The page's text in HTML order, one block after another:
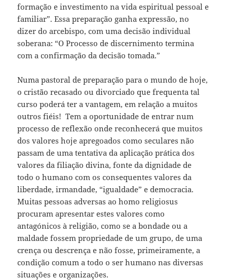
formação e investimento na vida espiritual pessoal e
familiar”. Essa preparação ganha expressão, no
dizer do arcebispo, com uma decisão individual
soberana: “O Processo de discernimento termina
com a confirmação da decisão tomada.”
Numa pastoral de preparação para o mundo de hoje,
o cristão recasado ou divorciado que frequenta tal
curso poderá ter a vantagem, em relação a muitos
outros fiéis! Tem a oportunidade de entrar num
processo de reflexão onde reconhecerá que muitos
dos valores hoje apregoados como seculares não
passam de uma tentativa da aplicação prática dos
valores da filiação divina, fonte da dignidade de
todo o humano com os consequentes valores da
liberdade, irmandade, “igualdade” e democracia.
Muitas pessoas adversas ao homo religiosus
procuram apresentar estes valores como
antagónicos à religião, como se a bondade ou a
maldade fossem propriedade de um grupo, de uma
crença ou descrença e não fosse, primeiramente, a
condição comum a todo o ser humano nas diversas
situações e organizações.